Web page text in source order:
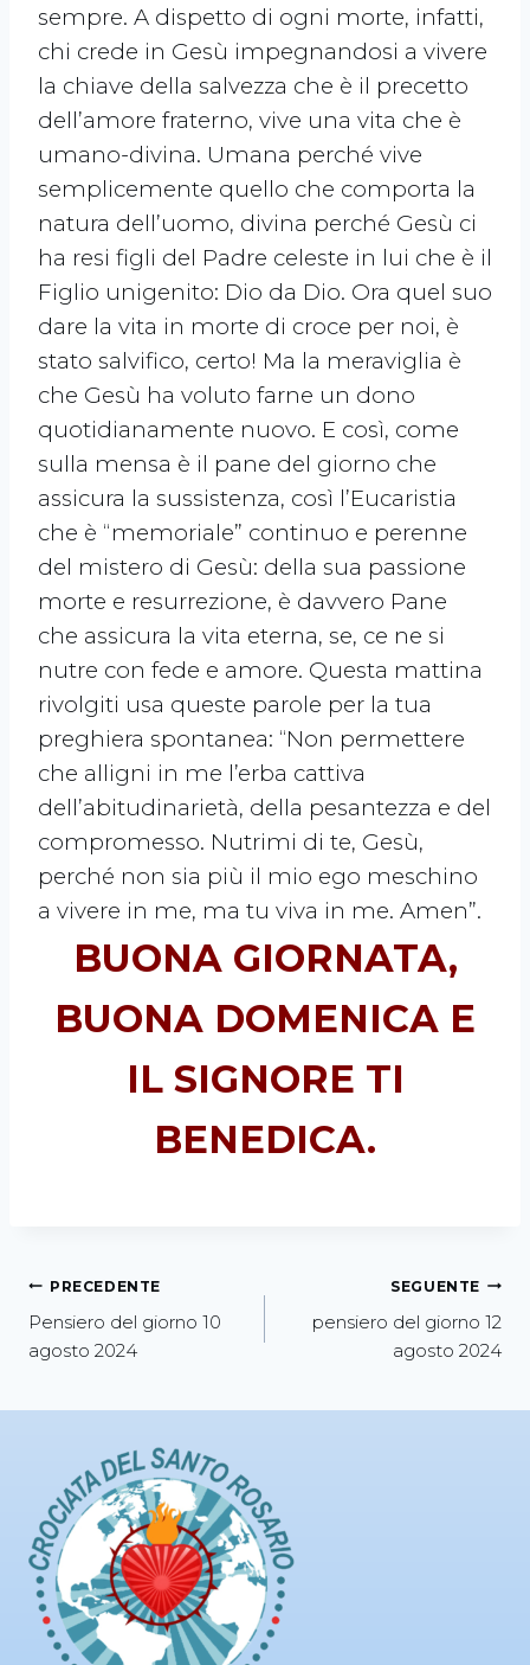
sempre. A dispetto di ogni morte, infatti,
chi crede in Gesù impegnandosi a vivere
la chiave della salvezza che è il precetto
dell’amore fraterno, vive una vita che è
umano-divina. Umana perché vive
semplicemente quello che comporta la
natura dell’uomo, divina perché Gesù ci
ha resi figli del Padre celeste in lui che è il
Figlio unigenito: Dio da Dio. Ora quel suo
dare la vita in morte di croce per noi, è
stato salvifico, certo! Ma la meraviglia è
che Gesù ha voluto farne un dono
quotidianamente nuovo. E così, come
sulla mensa è il pane del giorno che
assicura la sussistenza, così l’Eucaristia
che è “memoriale” continuo e perenne
del mistero di Gesù: della sua passione
morte e resurrezione, è davvero Pane
che assicura la vita eterna, se, ce ne si
nutre con fede e amore. Questa mattina
rivolgiti usa queste parole per la tua
preghiera spontanea: “Non permettere
che alligni in me l’erba cattiva
dell’abitudinarietà, della pesantezza e del
compromesso. Nutrimi di te, Gesù,
perché non sia più il mio ego meschino
a vivere in me, ma tu viva in me. Amen”.
BUONA GIORNATA,
BUONA DOMENICA E
IL SIGNORE TI
BENEDICA.
PRECEDENTE
Pensiero del giorno 10
agosto 2024
SEGUENTE
pensiero del giorno 12
agosto 2024